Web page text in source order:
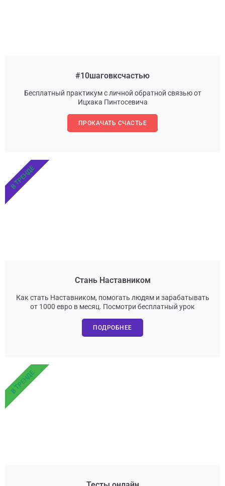
#10шаговксчастью
Бесплатный практикум с личной обратной связью от
Ицхака Пинтосевича
ПРОКАЧАТЬ СЧАСТЬЕ
Стань Наставником
Как стать Наставником, помогать людям и зарабатывать
от 1000 евро в месяц. Посмотри бесплатный урок
ПОДРОБНЕЕ
В ТРЕНДЕ
В ТРЕНДЕ